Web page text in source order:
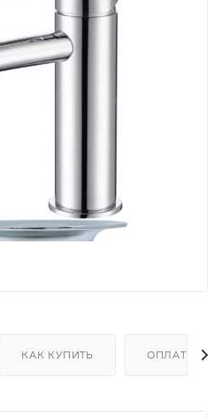
КАК КУПИТЬ ОПЛАТА